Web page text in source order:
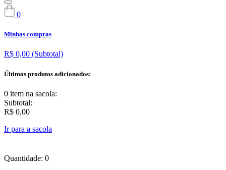
0
Minhas compras
R$ 0,00 (Subtotal)
Últimos produtos adicionados:
0 item na sacola:
Subtotal:
R$ 0,00
Ir para a sacola
Quantidade: 0